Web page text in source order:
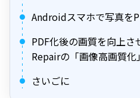
Androidスマホで写真を
PDF化後の画質を向上
Repairの「画像高画質化
さいごに